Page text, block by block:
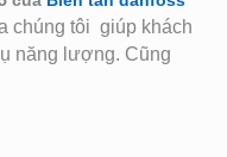
chúng tôi giúp khách
năng lượng. Cũng